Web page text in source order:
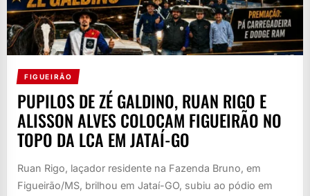
FIGUEIRÃO
PUPILOS DE ZÉ GALDINO, RUAN RIGO E
ALISSON ALVES COLOCAM FIGUEIRÃO NO
TOPO DA LCA EM JATAÍ-GO
Ruan Rigo, laçador residente na Fazenda Bruno, em
Figueirão/MS, brilhou em Jataí-GO, subiu ao pódio em